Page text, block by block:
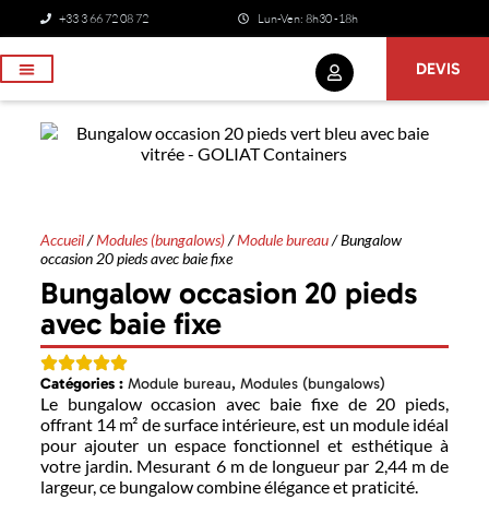
+33 3 66 72 08 72 Lun-Ven: 8h30 -18h
DEVIS
Accueil/Modules (bungalows)/Module bureau/ Bungalow
occasion 20 pieds avec baie fixe
Bungalow occasion 20 pieds
avec baie fixe
Catégories : Module bureau, Modules (bungalows)
Le bungalow occasion avec baie fixe de 20 pieds,
offrant 14 m² de surface intérieure, est un module idéal
pour ajouter un espace fonctionnel et esthétique à
votre jardin. Mesurant 6 m de longueur par 2,44 m de
largeur, ce bungalow combine élégance et praticité.